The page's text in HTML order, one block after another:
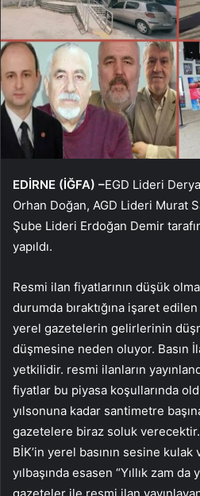
EDİRNE (İĞFA) –EGD Lideri
Orhan Doğan, AGD Lideri Murat
Şube Lideri Erdoğan Demir
yapıldı.
Resmi ilan fiyatlarının düşük
durumda bıraktığına işaret
yerel gazetelerin gelirlerinin
düşmesine neden oluyor. Basın
yetkilidir. resmi ilanların
fiyatlar bu piyasa koşullarında
yılsonuna kadar santimetre
gazetelere biraz soluk
BİK’in yerel basının sesine
yılbaşında esasen “Yıllık zam da
gazeteler ile resmi ilan